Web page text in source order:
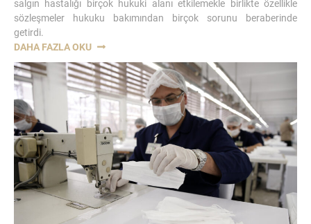
salgın hastalığı birçok hukuki alanı etkilemekle birlikte özellikle
sözleşmeler hukuku bakımından birçok sorunu beraberinde
getirdi.
DAHA FAZLA OKU“KORONAVIRÜS
SALGINININ
İŞ
SÖZLEŞMELERINE
ETKISI
VE
FESIH
YASAĞI-
KONYA
İŞ
AVUKATI”